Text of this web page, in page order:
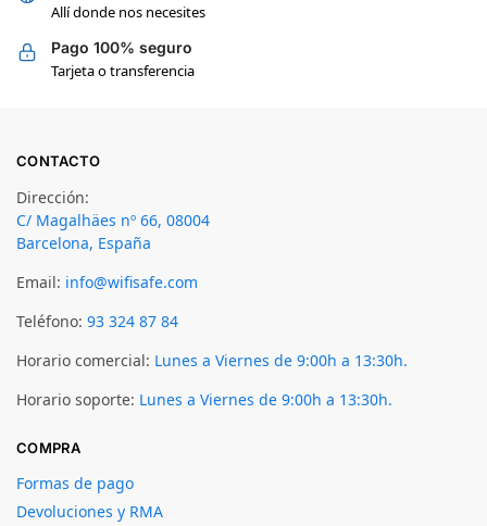
Allí donde nos necesites
Pago 100% seguro
Tarjeta o transferencia
CONTACTO
Dirección:
C/ Magalhäes nº 66, 08004
Barcelona, España
Email: info@wifisafe.com
Teléfono: 93 324 87 84
Horario comercial: Lunes a Viernes de 9:00h a 13:30h.
Horario soporte: Lunes a Viernes de 9:00h a 13:30h.
COMPRA
Formas de pago
Devoluciones y RMA